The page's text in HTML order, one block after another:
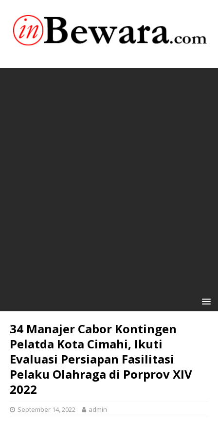
34 Manajer Cabor Kontingen
Pelatda Kota Cimahi, Ikuti
Evaluasi Persiapan Fasilitasi
Pelaku Olahraga di Porprov XIV
2022
September 14, 2022 admin